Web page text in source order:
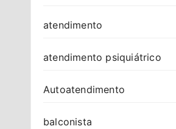
atendimento
atendimento psiquiátrico
Autoatendimento
balconista